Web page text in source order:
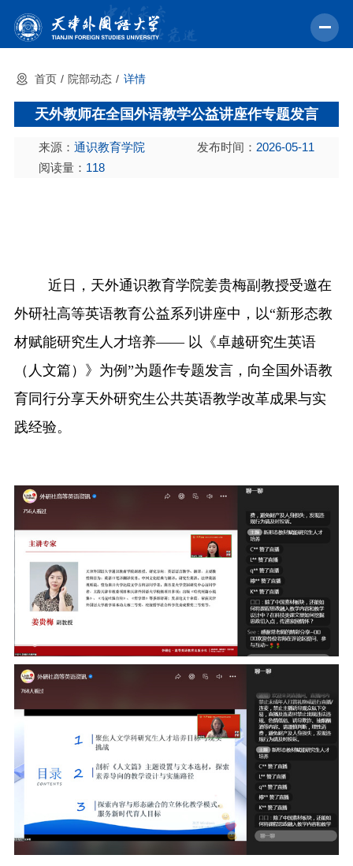
首页
学校概况
机构设置
中外交流
招生就业
校园文化
融合门户 校外访问（VPN）
首页 院部动态 详情
天外教师在全国外语教学公益讲座作专题发言
来源：通识教育学院 发布时间： 2026-05-11
阅读量： 118
近日，天外通识教育学院姜贵梅副教授受邀在
外研社高等英语教育公益系列讲座中， 以“新形态教
材赋能研究生人才培养—— 以《卓越研究生英语
（人文篇）》为例 ”为题作专题发言，向全国外语教
育同行分享天外研究生公共英语教学改革成果与实
践经验。